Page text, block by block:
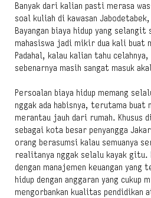
Banyak dari kalian pasti merasa
soal kuliah di kawasan
Bayangan biaya hidup yang
mahasiswa jadi mikir dua kali buat
Padahal, kalau kalian tahu
sebenarnya masih sangat masuk
Persoalan biaya hidup memang
nggak ada habisnya, terutama buat
merantau jauh dari rumah. Khusus
sebagai kota besar penyangga
orang berasumsi kalau semuanya
realitanya nggak selalu kayak gitu.
dengan manajemen keuangan
hidup dengan anggaran yang cukup
mengorbankan kualitas pendidikan